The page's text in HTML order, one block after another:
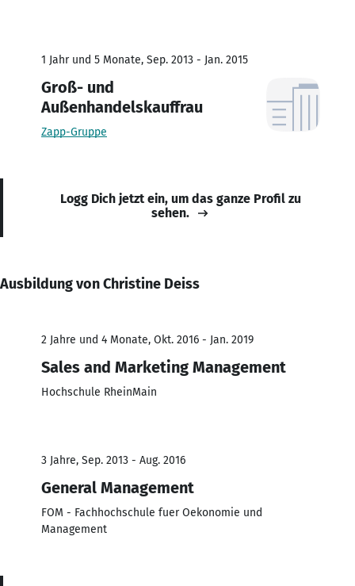
1 Jahr und 5 Monate, Sep. 2013 - Jan. 2015
Groß- und
Außenhandelskauffrau
Zapp-Gruppe
Logg Dich jetzt ein, um das ganze Profil zu
sehen.
Ausbildung von Christine Deiss
2 Jahre und 4 Monate, Okt. 2016 - Jan. 2019
Sales and Marketing Management
Hochschule RheinMain
3 Jahre, Sep. 2013 - Aug. 2016
General Management
FOM - Fachhochschule fuer Oekonomie und
Management